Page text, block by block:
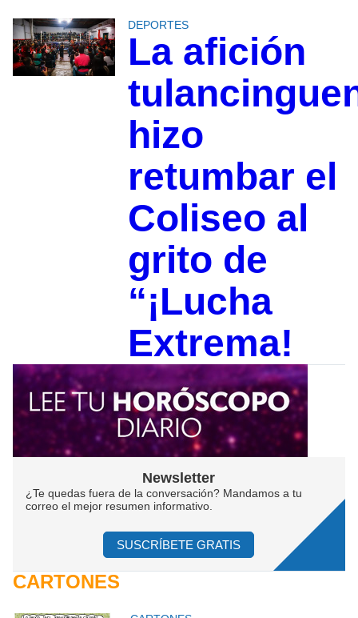
DEPORTES
La afición
hizo
retumbar el
Coliseo al
grito de
“¡Lucha
Extrema!
Newsletter
¿Te quedas fuera de la conversación? Mandamos a tu
correo el mejor resumen informativo.
SUSCRÍBETE GRATIS
CARTONES